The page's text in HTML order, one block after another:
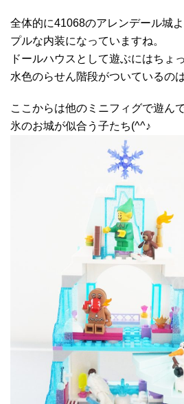
全体的に41068のアレンデール城
プルな内装になっていますね。
ドールハウスとして遊ぶにはちょ
水色のらせん階段がついているの
ここからは他のミニフィグで遊ん
氷のお城が似合う子たち(^^♪